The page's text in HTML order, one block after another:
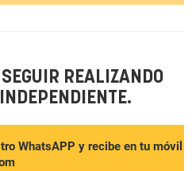
REALIZANDO
WhatsAPP y recibe en tu móvil